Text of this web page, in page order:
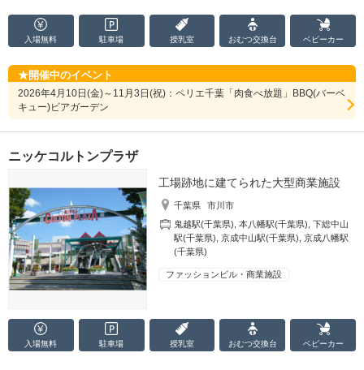
入場無料 駐車場 授乳室 おむつ交換台 ベビーカー
開催中のイベント
2026年4月10日(金)～11月3日(祝)：ペリエ千葉「肉食べ放題」BBQ(バーベ
キュー)ビアガーデン
ニッケコルトンプラザ
工場跡地に建てられた大型商業施設
千葉県
市川市
鬼越駅(千葉県) ,本八幡駅(千葉県) ,下総中山
駅(千葉県) ,京成中山駅(千葉県) ,京成八幡駅
(千葉県)
ファッションビル・商業施設
入場無料 駐車場 授乳室 おむつ交換台 ベビーカー